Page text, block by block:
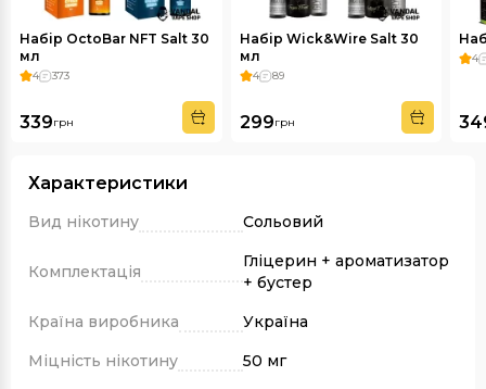
Набір OctoBar NFT Salt 30
мл
4 373
339грн
Набір Wick&Wire Salt 30
мл
4 89
299грн
4
Характеристики
Вид нікотину Сольовий
Комплектація
Гліцерин + ароматизатор
+ бустер
Країна виробника
Україна
Міцність нікотину
50 мг